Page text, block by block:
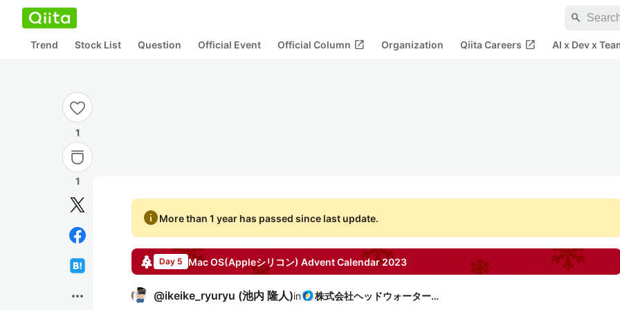
search
Trend Stock List Question Official Event Official Column open_in_new Organization Qiita Careers open_in_new AI x Dev x
1
1
more_horiz
infoMore than 1 year has passed since last update.
Day 5 Mac OS(Appleシリコン) Advent Calendar2023
@ikeike_ryuryu (池内 隆人)in 株式会社ヘッドウォータース